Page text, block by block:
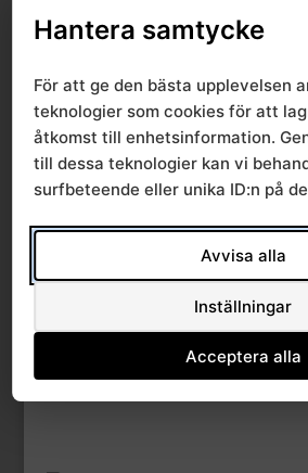
Last Updated
RPO
sjukdomar
Hantera samtycke
För att ge den bästa upplevelsen
teknologier som cookies för att
åtkomst till enhetsinformation.
till dessa teknologier kan vi
surfbeteende eller unika ID:n på
Avvisa alla
Inställningar
Acceptera alla